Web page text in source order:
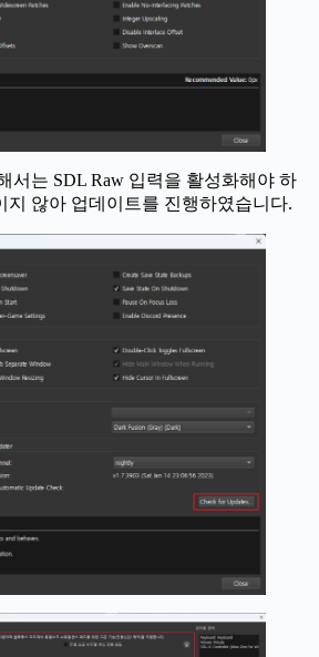
서는 SDL Raw 입력을 활성화해야 하
지 않아 업데이트를 진행하였습니다.